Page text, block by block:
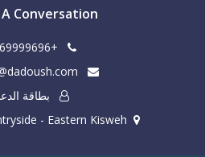
Conversation
+963969999696
بطاقة
- Eastern Kisweh